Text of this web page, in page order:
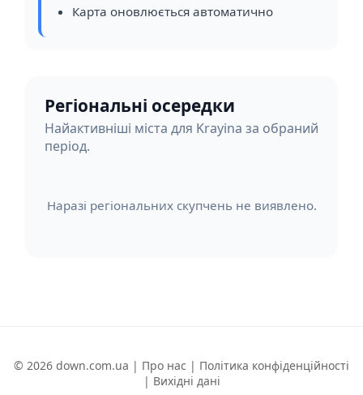
Карта оновлюється автоматично
Регіональні осередки
Найактивніші міста для Krayina за обраний
період.
Наразі регіональних скупчень не виявлено.
© 2026 down.com.ua | Про нас | Політика конфіденційності
| Вихідні дані